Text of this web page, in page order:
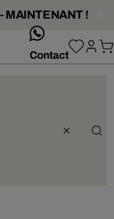
MAINTENANT !
Contact